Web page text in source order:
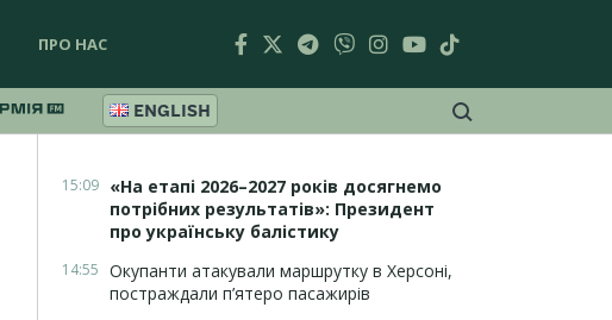
ПРО НАС
ENGLISH
15:09 «На етапі 2026–2027 років досягнемо
потрібних результатів»: Президент
про українську балістику
14:55 Окупанти атакували маршрутку в Херсоні,
постраждали п’ятеро пасажирів